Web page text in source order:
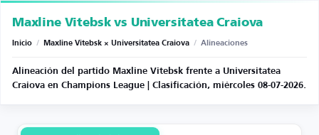
Maxline Vitebsk vs Universitatea Craiova
Inicio / Maxline Vitebsk × Universitatea Craiova / Alineaciones
Alineación del partido Maxline Vitebsk frente a Universitatea
Craiova en Champions League | Clasificación, miércoles 08-07-2026.